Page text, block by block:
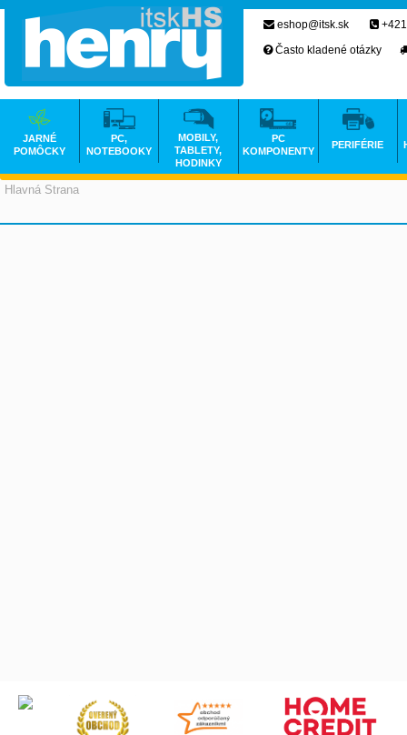
Hlavná Strana
eshop@itsk.sk
Často kladené otázky
JARNÉ
POMÔCKY
PC,
NOTEBOOKY
MOBILY,
TABLETY,
HODINKY
PC
KOMPONENTY
PERIFÉRIE